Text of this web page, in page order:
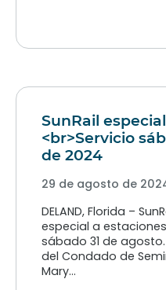
SunRail
<br>Servicio
de 2024
29 de agosto de
DELAND, Florida –
especial a
sábado 31 de
del Condado de
Mary…